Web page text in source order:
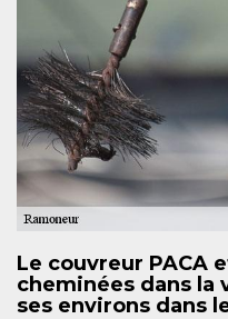
Le couvreur PACA
cheminées dans la
ses environs dans